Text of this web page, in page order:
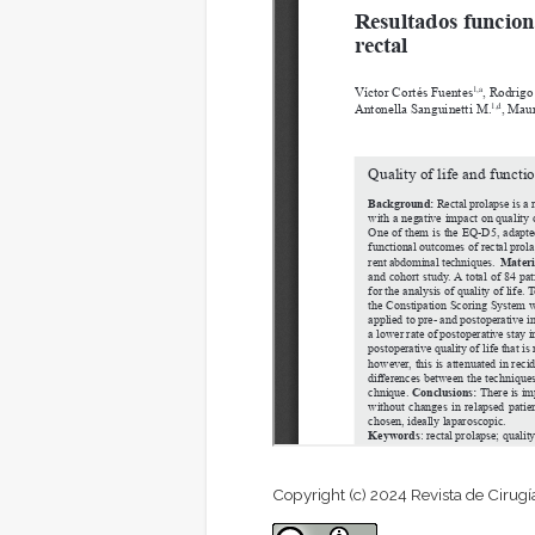
Copyright (c) 2024 Revista de